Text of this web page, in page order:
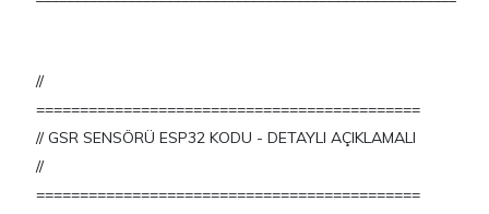
//
============================================
// GSR SENSÖRÜ ESP32 KODU - DETAYLI AÇIKLAMALI
//
============================================